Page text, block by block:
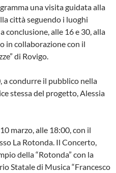
una visita guidata alla
città seguendo i luoghi
conclusione, alle 16 e 30, alla
in collaborazione con il
di Rovigo.
a condurre il pubblico nella
stessa del progetto, Alessia
marzo, alle 18:00, con il
La Rotonda. Il Concerto,
della “Rotonda” con la
Statale di Musica “Francesco